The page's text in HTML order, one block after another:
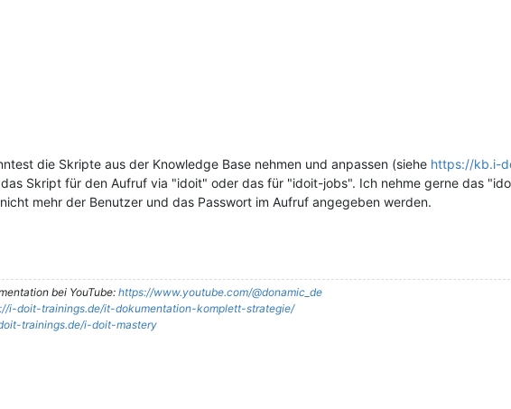
die Skripte aus der Knowledge Base nehmen und anpassen (siehe https://kb.i-
Skript für den Aufruf via "idoit" oder das für "idoit-jobs". Ich nehme gerne das
mehr der Benutzer und das Passwort im Aufruf angegeben werden.
bei YouTube: https://www.youtube.com/@donamic_de
i-doit-trainings.de/it-dokumentation-komplett-strategie/
trainings.de/i-doit-mastery